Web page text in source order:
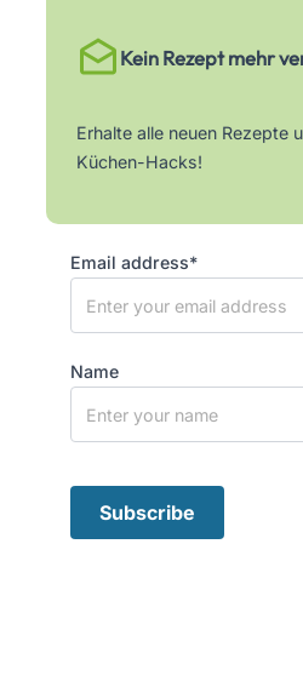
Kein Rezept mehr
Erhalte alle neuen Rezepte
Küchen-Hacks!
Email address*
Name